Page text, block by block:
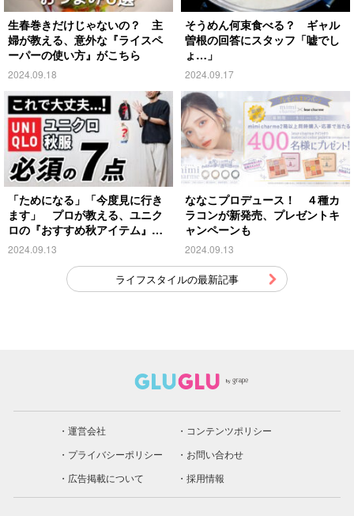
生春巻きだけじゃないの？ 主
婦が教える、意外な『ライスペ
ーパーの使い方』がこちら
2024.09.18
そうめん何束食べる？ ギャル
曽根の回答にスタッフ「嘘でし
ょ…」
2024.09.17
「ためになる」「今度見に行き
ます」 プロが教える、ユニク
ロの『おすすめ秋アイテム』が
こちら
2024.09.13
ななこプロデュース！ ４種カ
ラコンが新発売、プレゼントキ
ャンペーンも
2024.09.13
ライフスタイルの最新記事
運営会社
コンテンツポリシー
プライバシーポリシー
お問い合わせ
広告掲載について
採用情報